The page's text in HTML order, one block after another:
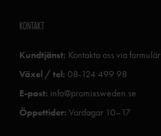
KONTAKT
Kundtjänst: Kontakta oss via formulär
Växel / tel: 08-124 499 98
E-post: info@promixsweden.se
Öppettider: Vardagar 10–17